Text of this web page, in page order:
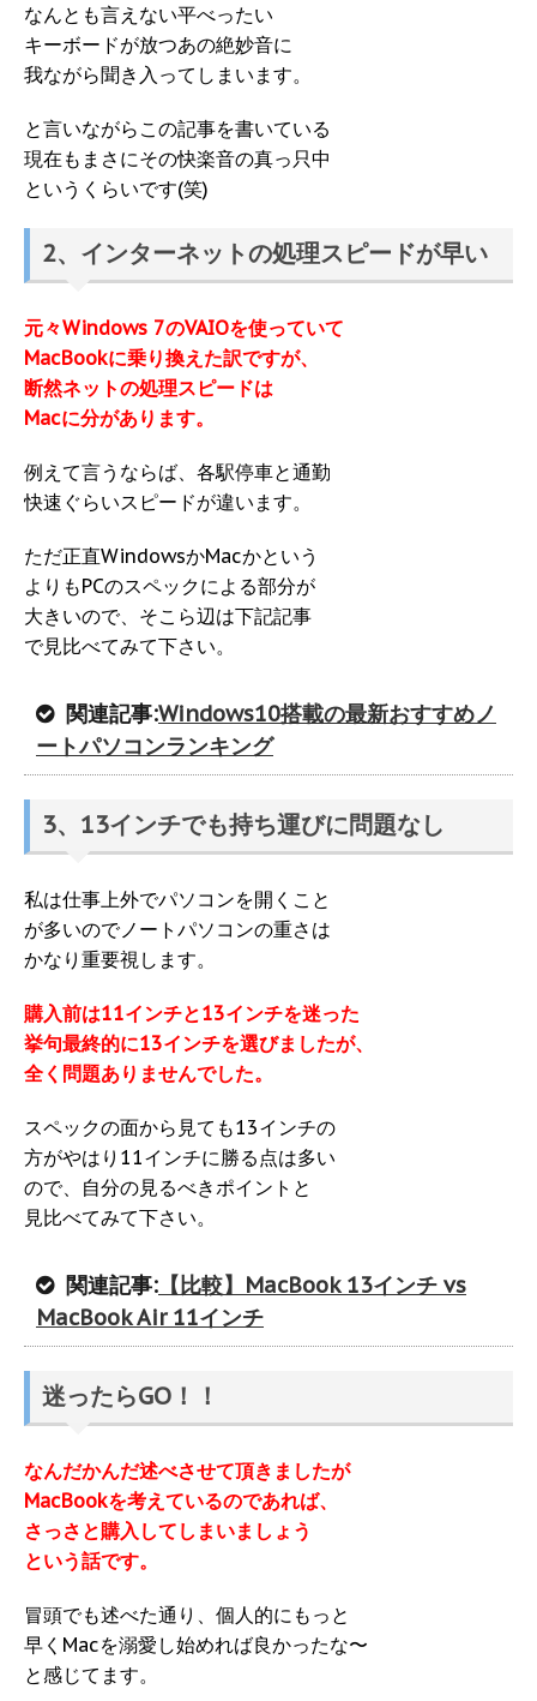
なんとも言えない平べったい
キーボードが放つあの絶妙音に
我ながら聞き入ってしまいます。
と言いながらこの記事を書いている
現在もまさにその快楽音の真っ只中
というくらいです(笑)
2、インターネットの処理スピードが早い
元々Windows 7のVAIOを使っていて
MacBookに乗り換えた訳ですが、
断然ネットの処理スピードは
Macに分があります。
例えて言うならば、各駅停車と通勤
快速ぐらいスピードが違います。
ただ正直WindowsかMacかという
よりもPCのスペックによる部分が
大きいので、そこら辺は下記記事
で見比べてみて下さい。
関連記事:Windows10搭載の最新おすすめノ
ートパソコンランキング
3、13インチでも持ち運びに問題なし
私は仕事上外でパソコンを開くこと
が多いのでノートパソコンの重さは
かなり重要視します。
購入前は11インチと13インチを迷った
挙句最終的に13インチを選びましたが、
全く問題ありませんでした。
スペックの面から見ても13インチの
方がやはり11インチに勝る点は多い
ので、自分の見るべきポイントと
見比べてみて下さい。
関連記事: 【比較】MacBook 13インチ vs
MacBook Air 11インチ
迷ったらGO！！
なんだかんだ述べさせて頂きましたが
MacBookを考えているのであれば、
さっさと購入してしまいましょう
という話です。
冒頭でも述べた通り、個人的にもっと
早くMacを溺愛し始めれば良かったな〜
と感じてます。